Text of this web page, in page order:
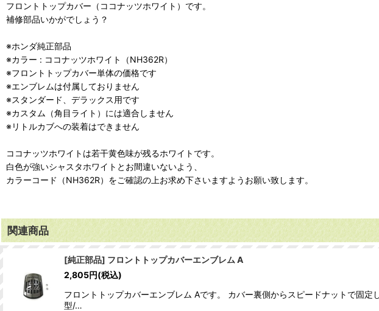
フロントトップカバー（ココナッツホワイト）です。
補修部品いかがでしょう？
※ホンダ純正部品
※カラー : ココナッツホワイト（NH362R）
※フロントトップカバー単体の価格です
※エンブレムは付属しておりません
※スタンダード、デラックス用です
※カスタム（角目ライト）には適合しません
※リトルカブへの装着はできません
ココナッツホワイトは若干黄色味が残るホワイトです。
白色が強いシャスタホワイトとお間違いないよう、
カラーコード（NH362R）をご確認の上お求め下さいますようお願い致します。
関連商品
[純正部品] フロントトップカバーエンブレム A
2,805円(税込)
フロントトップカバーエンブレム Aです。 カバー裏側からスピードナットで固
型/…